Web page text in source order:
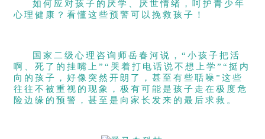
如何应对孩子的厌学、厌世情绪，呵护青少年
心理健康？看懂这些预警可以挽救孩子！
国家二级心理咨询师岳春河说，“小孩子把活
啊、死了的挂嘴上”“哭着打电话说不想上学”“挺内
向的孩子，好像突然开朗了，甚至有些聒噪”这些
往往不被重视的现象，极有可能是孩子走在极度危
险边缘的预警，甚至是向家长发来的最后求救。